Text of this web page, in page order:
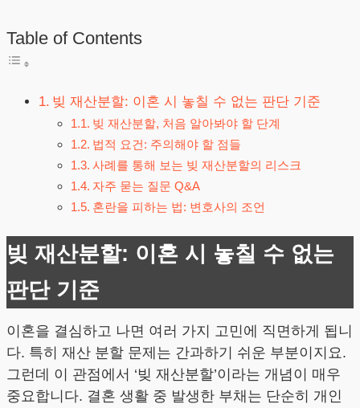
Table of Contents
빚 재산분할: 이혼 시 놓칠 수 없는 판단 기준
빚 재산분할, 처음 알아봐야 할 단계
법적 요건: 주의해야 할 점들
사례를 통해 보는 빚 재산분할의 리스크
자주 묻는 질문 Q&A
혼란을 피하는 법: 변호사의 조언
빚 재산분할: 이혼 시 놓칠 수 없는
판단 기준
이혼을 결심하고 나면 여러 가지 고민에 직면하게 됩니
다. 특히 재산 분할 문제는 간과하기 쉬운 부분이지요.
그런데 이 관점에서 ‘빚 재산분할’이라는 개념이 매우
중요합니다. 결혼 생활 중 발생한 부채는 단순히 개인